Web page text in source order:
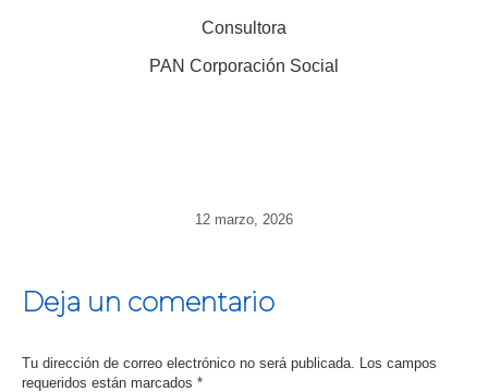
Consultora
PAN Corporación Social
12 marzo, 2026
Deja un comentario
Tu dirección de correo electrónico no será publicada. Los campos
requeridos están marcados *